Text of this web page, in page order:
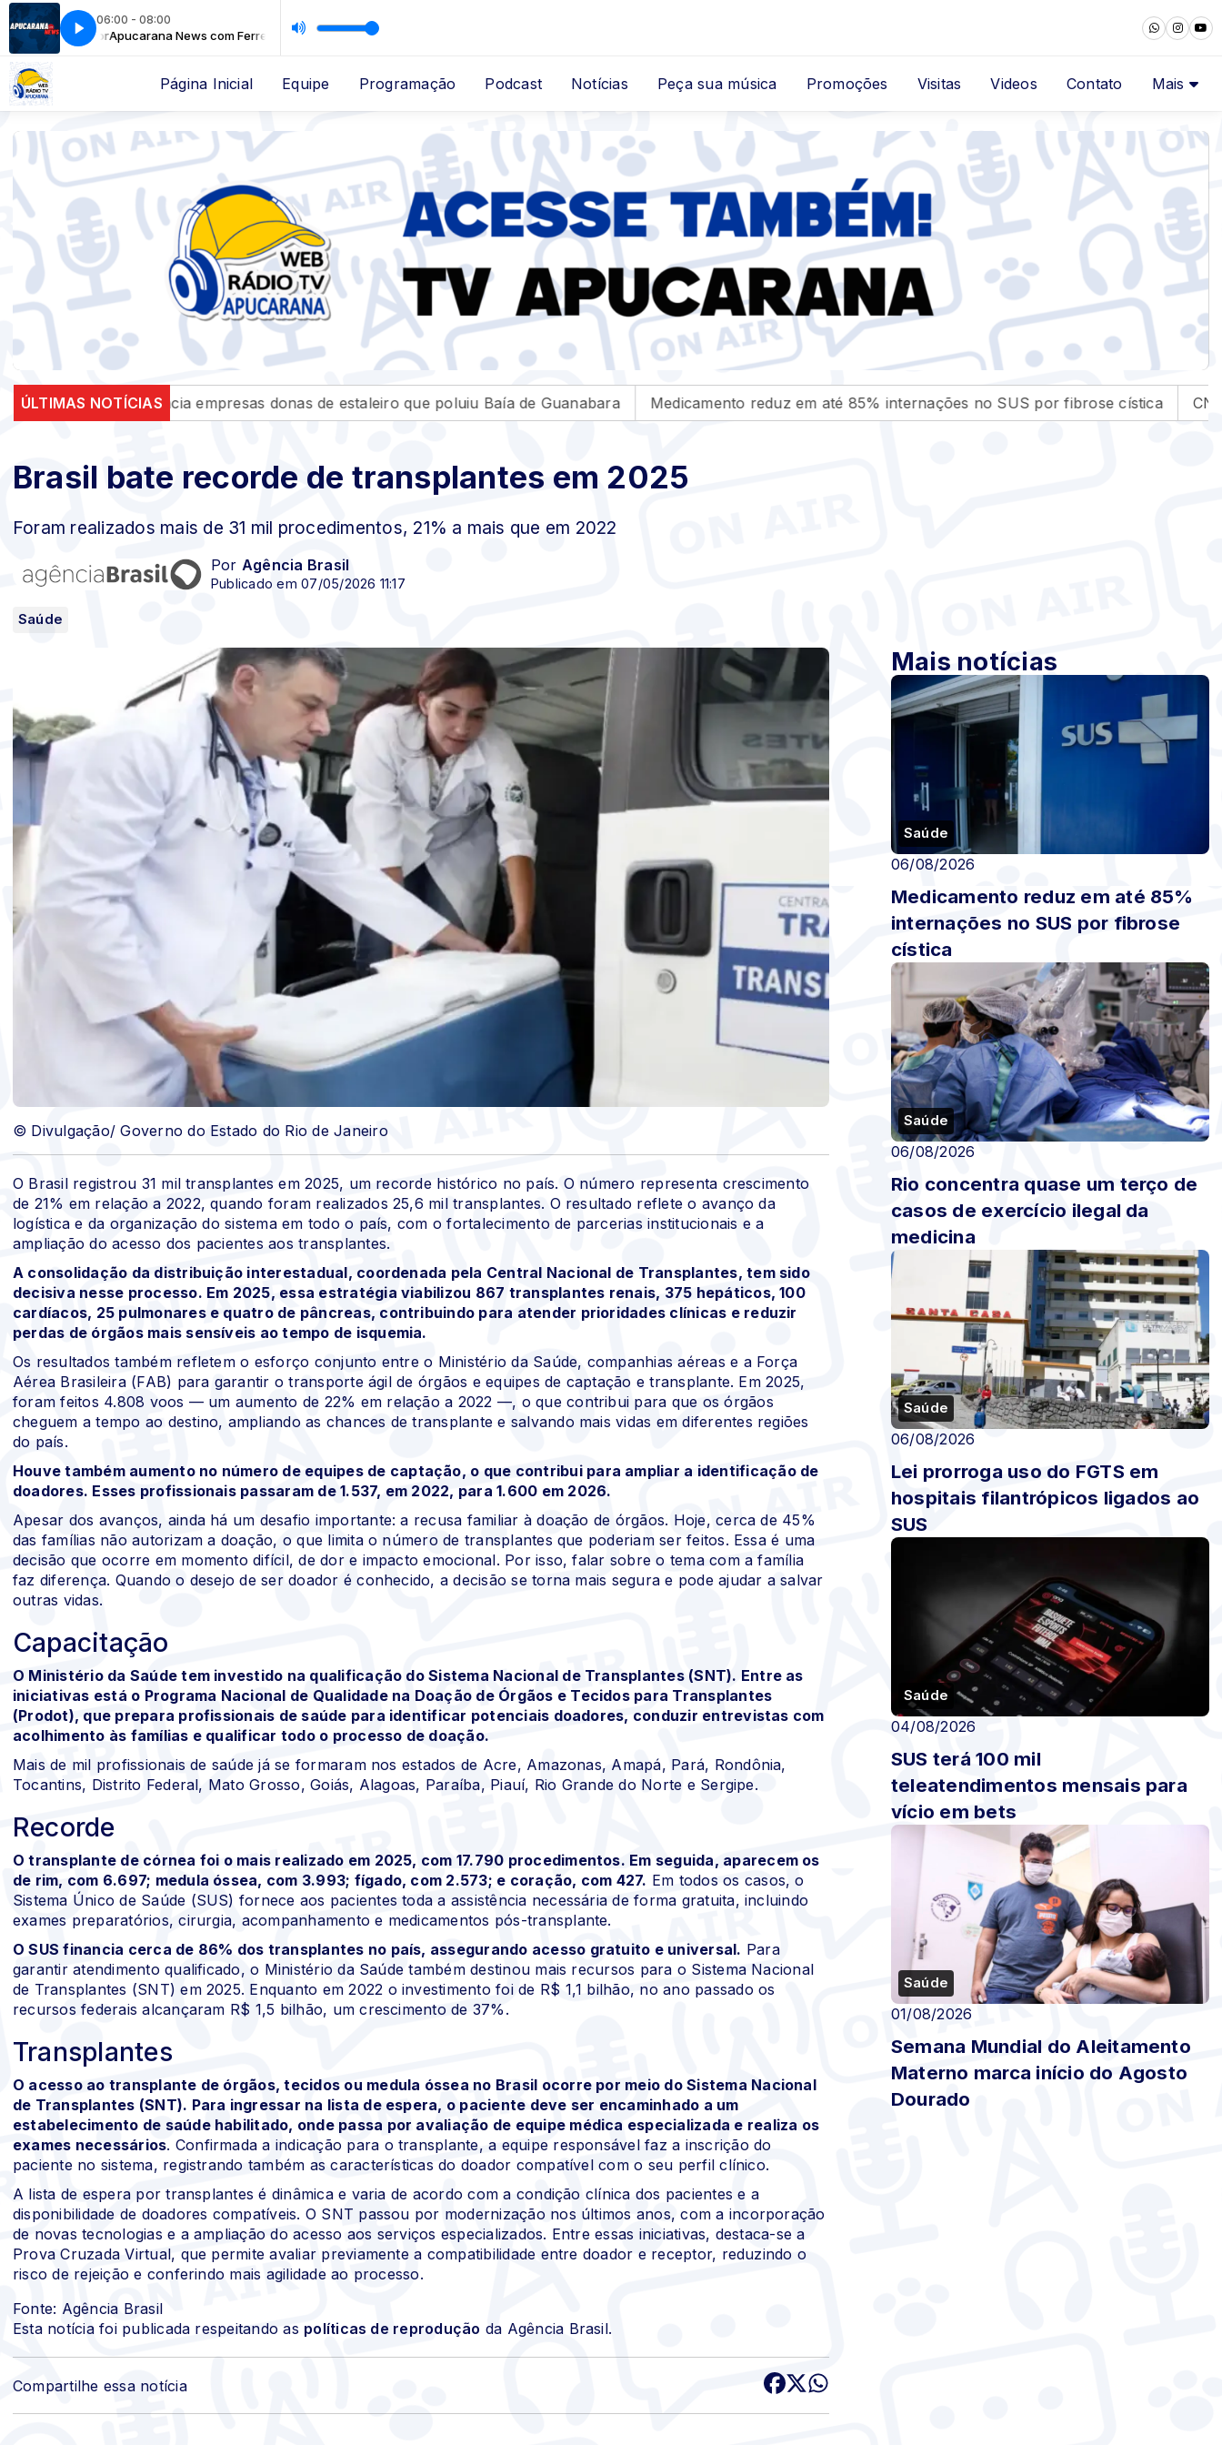
06:00 - 08:00
Junior Apucarana News com Ferreira Junior
Página Inicial Equipe Programação Podcast Notícias Peça sua música Promoções Visitas Videos Contato Mais
ÚLTIMAS NOTÍCIAS
denuncia empresas donas de estaleiro que poluiu Baía de Guanabara Medicamento reduz em até 85% internações no SUS por fibrose cística CNC:
Brasil bate recorde de transplantes em 2025
Foram realizados mais de 31 mil procedimentos, 21% a mais que em 2022
Por Agência Brasil
Publicado em 07/05/2026 11:17
Saúde
© Divulgação/ Governo do Estado do Rio de Janeiro
O Brasil registrou 31 mil transplantes em 2025, um recorde histórico no país. O número representa crescimento
de 21% em relação a 2022, quando foram realizados 25,6 mil transplantes. O resultado reflete o avanço da
logística e da organização do sistema em todo o país, com o fortalecimento de parcerias institucionais e a
ampliação do acesso dos pacientes aos transplantes.
A consolidação da distribuição interestadual, coordenada pela Central Nacional de Transplantes, tem sido
decisiva nesse processo. Em 2025, essa estratégia viabilizou 867 transplantes renais, 375 hepáticos, 100
cardíacos, 25 pulmonares e quatro de pâncreas, contribuindo para atender prioridades clínicas e reduzir
perdas de órgãos mais sensíveis ao tempo de isquemia.
Os resultados também refletem o esforço conjunto entre o Ministério da Saúde, companhias aéreas e a Força
Aérea Brasileira (FAB) para garantir o transporte ágil de órgãos e equipes de captação e transplante. Em 2025,
foram feitos 4.808 voos — um aumento de 22% em relação a 2022 —, o que contribui para que os órgãos
cheguem a tempo ao destino, ampliando as chances de transplante e salvando mais vidas em diferentes regiões
do país.
Houve também aumento no número de equipes de captação, o que contribui para ampliar a identificação de
doadores. Esses profissionais passaram de 1.537, em 2022, para 1.600 em 2026.
Apesar dos avanços, ainda há um desafio importante: a recusa familiar à doação de órgãos. Hoje, cerca de 45%
das famílias não autorizam a doação, o que limita o número de transplantes que poderiam ser feitos. Essa é uma
decisão que ocorre em momento difícil, de dor e impacto emocional. Por isso, falar sobre o tema com a família
faz diferença. Quando o desejo de ser doador é conhecido, a decisão se torna mais segura e pode ajudar a salvar
outras vidas.
Capacitação
O Ministério da Saúde tem investido na qualificação do Sistema Nacional de Transplantes (SNT). Entre as
iniciativas está o Programa Nacional de Qualidade na Doação de Órgãos e Tecidos para Transplantes
(Prodot), que prepara profissionais de saúde para identificar potenciais doadores, conduzir entrevistas com
acolhimento às famílias e qualificar todo o processo de doação.
Mais de mil profissionais de saúde já se formaram nos estados de Acre, Amazonas, Amapá, Pará, Rondônia,
Tocantins, Distrito Federal, Mato Grosso, Goiás, Alagoas, Paraíba, Piauí, Rio Grande do Norte e Sergipe.
Recorde
O transplante de córnea foi o mais realizado em 2025, com 17.790 procedimentos. Em seguida, aparecem os
de rim, com 6.697; medula óssea, com 3.993; fígado, com 2.573; e coração, com 427. Em todos os casos, o
Sistema Único de Saúde (SUS) fornece aos pacientes toda a assistência necessária de forma gratuita, incluindo
exames preparatórios, cirurgia, acompanhamento e medicamentos pós-transplante.
O SUS financia cerca de 86% dos transplantes no país, assegurando acesso gratuito e universal. Para
garantir atendimento qualificado, o Ministério da Saúde também destinou mais recursos para o Sistema Nacional
de Transplantes (SNT) em 2025. Enquanto em 2022 o investimento foi de R$ 1,1 bilhão, no ano passado os
recursos federais alcançaram R$ 1,5 bilhão, um crescimento de 37%.
Transplantes
O acesso ao transplante de órgãos, tecidos ou medula óssea no Brasil ocorre por meio do Sistema Nacional
de Transplantes (SNT). Para ingressar na lista de espera, o paciente deve ser encaminhado a um
estabelecimento de saúde habilitado, onde passa por avaliação de equipe médica especializada e realiza os
exames necessários. Confirmada a indicação para o transplante, a equipe responsável faz a inscrição do
paciente no sistema, registrando também as características do doador compatível com o seu perfil clínico.
A lista de espera por transplantes é dinâmica e varia de acordo com a condição clínica dos pacientes e a
disponibilidade de doadores compatíveis. O SNT passou por modernização nos últimos anos, com a incorporação
de novas tecnologias e a ampliação do acesso aos serviços especializados. Entre essas iniciativas, destaca-se a
Prova Cruzada Virtual, que permite avaliar previamente a compatibilidade entre doador e receptor, reduzindo o
risco de rejeição e conferindo mais agilidade ao processo.
Fonte: Agência Brasil
Esta notícia foi publicada respeitando as políticas de reprodução da Agência Brasil.
Compartilhe essa notícia
Mais notícias
Saúde
06/08/2026
Medicamento reduz em até 85%
internações no SUS por fibrose
cística
Saúde
06/08/2026
Rio concentra quase um terço de
casos de exercício ilegal da
medicina
Saúde
06/08/2026
Lei prorroga uso do FGTS em
hospitais filantrópicos ligados ao
SUS
Saúde
04/08/2026
SUS terá 100 mil
teleatendimentos mensais para
vício em bets
Saúde
01/08/2026
Semana Mundial do Aleitamento
Materno marca início do Agosto
Dourado